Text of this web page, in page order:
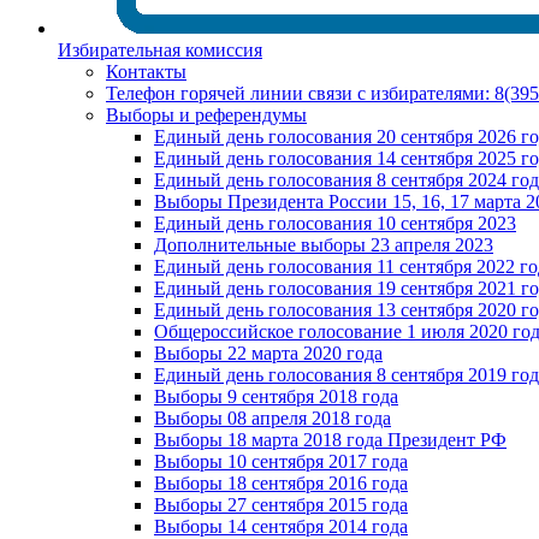
Избирательная комиссия
Контакты
Телефон горячей линии связи с избирателями:
Выборы и референдумы
Единый день голосования 20 сентября 2026
Единый день голосования 14 сентября 2025
Единый день голосования 8 сентября 2024
Выборы Президента России 15, 16, 17 марта
Единый день голосования 10 сентября 2023
Дополнительные выборы 23 апреля 2023
Единый день голосования 11 сентября 2022
Единый день голосования 19 сентября 2021
Единый день голосования 13 сентября 2020
Общероссийское голосование 1 июля 2020
Выборы 22 марта 2020 года
Единый день голосования 8 сентября 2019
Выборы 9 сентября 2018 года
Выборы 08 апреля 2018 года
Выборы 18 марта 2018 года Президент РФ
Выборы 10 сентября 2017 года
Выборы 18 сентября 2016 года
Выборы 27 сентября 2015 года
Выборы 14 сентября 2014 года